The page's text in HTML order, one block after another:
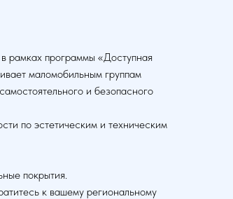
рамках программы «Доступная
маломобильным группам
и безопасного
по эстетическим и техническим
покрытия.
к вашему региональному